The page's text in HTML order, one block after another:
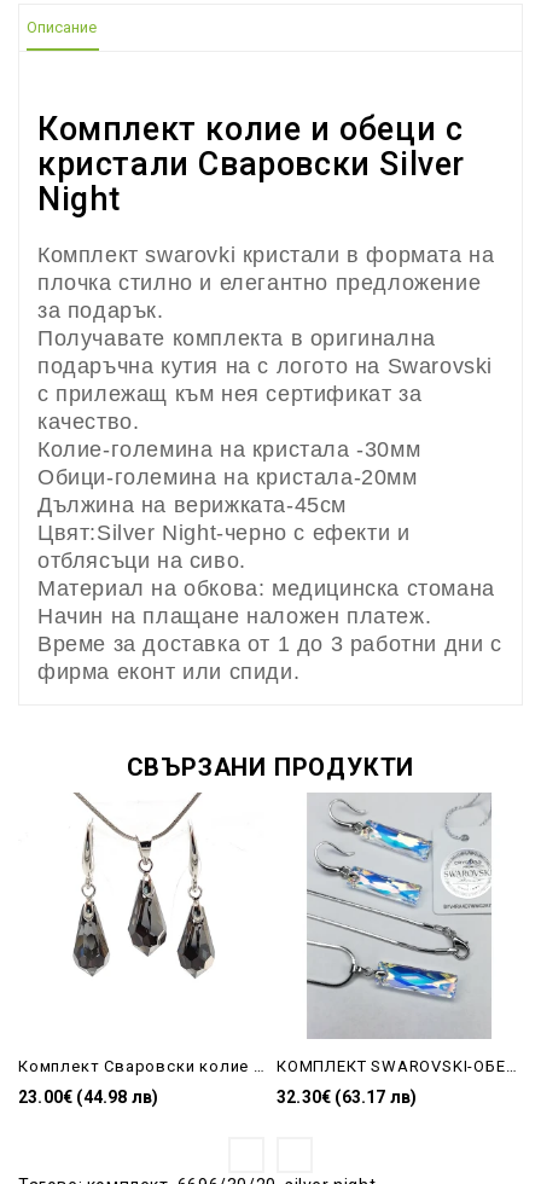
Описание
Комплект колие и обеци с
кристали Сваровски Silver
Night
Комплект swarovki кристали в формата на
плочка стилно и елегантно предложение
за подарък.
Получавате комплекта в оригинална
подаръчна кутия на с логото на Swarovski
с прилежащ към нея сертификат за
качество.
Колие-големина на кристала -30мм
Обици-големина на кристала-20мм
Дължина на верижката-45см
Цвят:Silver Night-черно с ефекти и
отблясъци на сиво.
Материал на обкова: медицинска стомана
Начин на плащане наложен платеж.
Време за доставка от 1 до 3 работни дни с
фирма еконт или спиди.
СВЪРЗАНИ ПРОДУКТИ
23.00€ (44.98 лв) 32.30€ (63.17 лв)